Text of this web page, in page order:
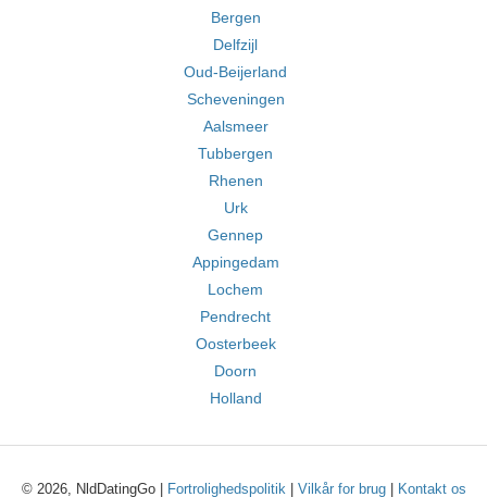
Bergen
Delfzijl
Oud-Beijerland
Scheveningen
Aalsmeer
Tubbergen
Rhenen
Urk
Gennep
Appingedam
Lochem
Pendrecht
Oosterbeek
Doorn
Holland
© 2026, NldDatingGo | Fortrolighedspolitik| Vilkår for brug| Kontakt os